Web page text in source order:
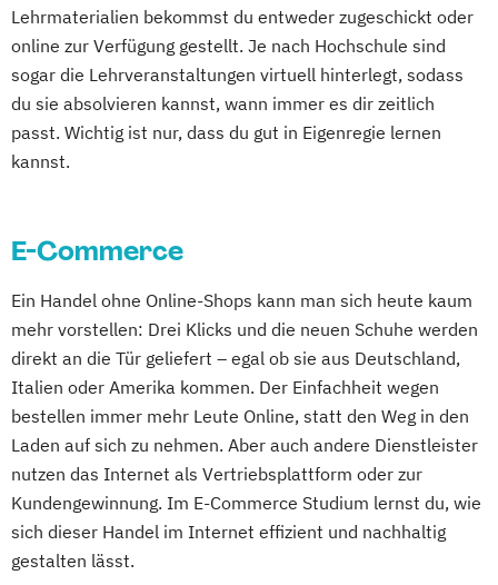
Lehrmaterialien bekommst du entweder zugeschickt oder
online zur Verfügung gestellt. Je nach Hochschule sind
sogar die Lehrveranstaltungen virtuell hinterlegt, sodass
du sie absolvieren kannst, wann immer es dir zeitlich
passt. Wichtig ist nur, dass du gut in Eigenregie lernen
kannst.
E-Commerce
Ein Handel ohne Online-Shops kann man sich heute kaum
mehr vorstellen: Drei Klicks und die neuen Schuhe werden
direkt an die Tür geliefert – egal ob sie aus Deutschland,
Italien oder Amerika kommen. Der Einfachheit wegen
bestellen immer mehr Leute Online, statt den Weg in den
Laden auf sich zu nehmen. Aber auch andere Dienstleister
nutzen das Internet als Vertriebsplattform oder zur
Kundengewinnung. Im E-Commerce Studium lernst du, wie
sich dieser Handel im Internet effizient und nachhaltig
gestalten lässt.